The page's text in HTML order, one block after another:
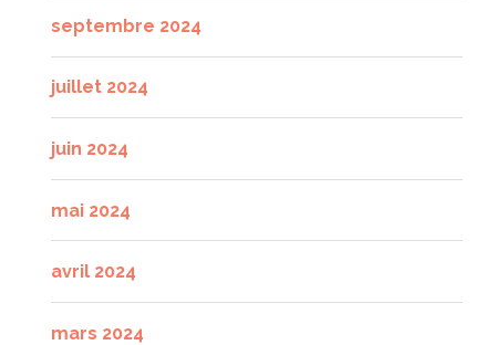
septembre 2024
juillet 2024
juin 2024
mai 2024
avril 2024
mars 2024